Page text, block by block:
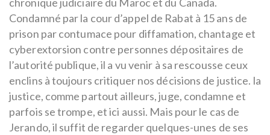
Condamné par la cour d’appel de Rabat à 15 ans de
prison par contumace pour diffamation, chantage et
cyberextorsion contre personnes dépositaires de
l’autorité publique, il a vu venir à sa rescousse ceux
enclins à toujours critiquer nos décisions de justice. la
justice, comme partout ailleurs, juge, condamne et
parfois se trompe, et ici aussi. Mais pour le cas de
Jerando, il suffit de regarder quelques-unes de ses